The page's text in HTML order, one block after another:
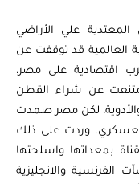
علي الأراضي
الامبريالية العالمية قد توقفت عن
على مصر،
عن شراء القطن
لكن مصر صمدت
وردت على ذلك
بمعداتها واسلحتها
والانجليزية